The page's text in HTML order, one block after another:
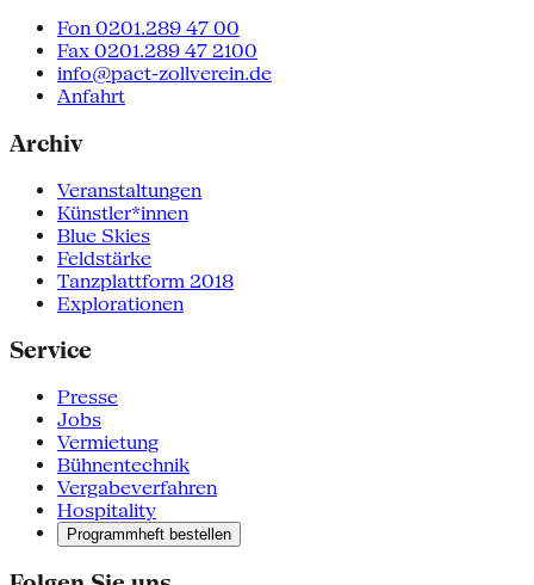
Fon 0201.289 47 00
Fax 0201.289 47 2100
info@pact-zollverein.de
Anfahrt
Archiv
Veranstaltungen
Künstler*innen
Blue Skies
Feldstärke
Tanzplattform 2018
Explorationen
Service
Presse
Jobs
Vermietung
Bühnentechnik
Vergabeverfahren
Hospitality
Programmheft bestellen